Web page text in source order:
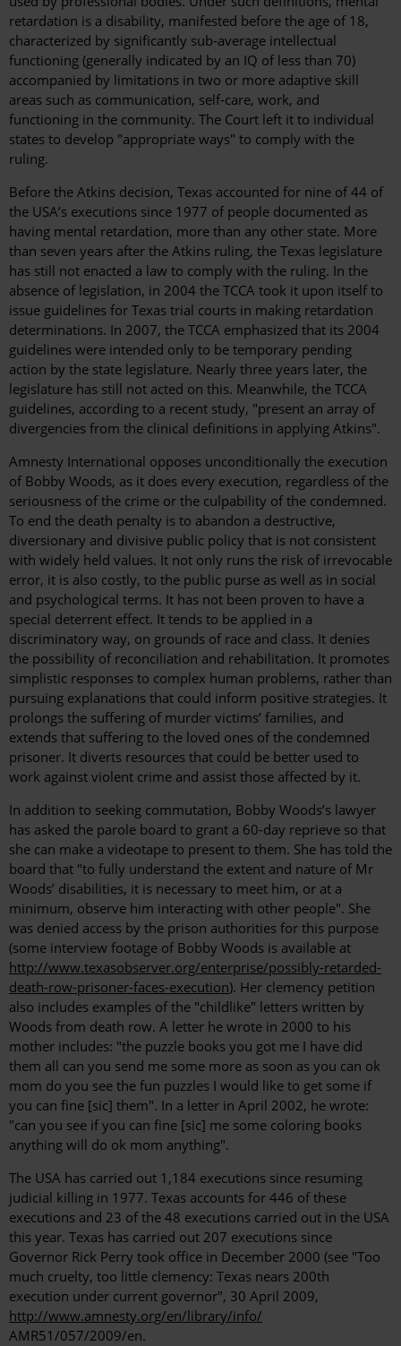
retardation is a disability, manifested before the age of 18,
characterized by significantly sub-average intellectual
functioning (generally indicated by an IQ of less than 70)
accompanied by limitations in two or more adaptive skill
areas such as communication, self-care, work, and
functioning in the community. The Court left it to individual
states to develop "appropriate ways" to comply with the
ruling.
Before the Atkins decision, Texas accounted for nine of 44 of
the USA’s executions since 1977 of people documented as
having mental retardation, more than any other state. More
than seven years after the Atkins ruling, the Texas legislature
has still not enacted a law to comply with the ruling. In the
absence of legislation, in 2004 the TCCA took it upon itself to
issue guidelines for Texas trial courts in making retardation
determinations. In 2007, the TCCA emphasized that its 2004
guidelines were intended only to be temporary pending
action by the state legislature. Nearly three years later, the
legislature has still not acted on this. Meanwhile, the TCCA
guidelines, according to a recent study, "present an array of
divergencies from the clinical definitions in applying Atkins".
Amnesty International opposes unconditionally the execution
of Bobby Woods, as it does every execution, regardless of the
seriousness of the crime or the culpability of the condemned.
To end the death penalty is to abandon a destructive,
diversionary and divisive public policy that is not consistent
with widely held values. It not only runs the risk of irrevocable
error, it is also costly, to the public purse as well as in social
and psychological terms. It has not been proven to have a
special deterrent effect. It tends to be applied in a
discriminatory way, on grounds of race and class. It denies
the possibility of reconciliation and rehabilitation. It promotes
simplistic responses to complex human problems, rather than
pursuing explanations that could inform positive strategies. It
prolongs the suffering of murder victims’ families, and
extends that suffering to the loved ones of the condemned
prisoner. It diverts resources that could be better used to
work against violent crime and assist those affected by it.
In addition to seeking commutation, Bobby Woods’s lawyer
has asked the parole board to grant a 60-day reprieve so that
she can make a videotape to present to them. She has told the
board that "to fully understand the extent and nature of Mr
Woods’ disabilities, it is necessary to meet him, or at a
minimum, observe him interacting with other people". She
was denied access by the prison authorities for this purpose
(some interview footage of Bobby Woods is available at
http://www.texasobserver.org/enterprise/possibly-retarded-
death-row-prisoner-faces-execution). Her clemency petition
also includes examples of the "childlike" letters written by
Woods from death row. A letter he wrote in 2000 to his
mother includes: "the puzzle books you got me I have did
them all can you send me some more as soon as you can ok
mom do you see the fun puzzles I would like to get some if
you can fine [sic] them". In a letter in April 2002, he wrote:
"can you see if you can fine [sic] me some coloring books
anything will do ok mom anything".
The USA has carried out 1,184 executions since resuming
judicial killing in 1977. Texas accounts for 446 of these
executions and 23 of the 48 executions carried out in the USA
this year. Texas has carried out 207 executions since
Governor Rick Perry took office in December 2000 (see "Too
much cruelty, too little clemency: Texas nears 200th
execution under current governor", 30 April 2009,
http://www.amnesty.org/en/library/info/
AMR51/057/2009/en.